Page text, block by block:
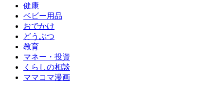
健康
ベビー用品
おでかけ
どうぶつ
教育
マネー・投資
くらしの相談
ママコマ漫画